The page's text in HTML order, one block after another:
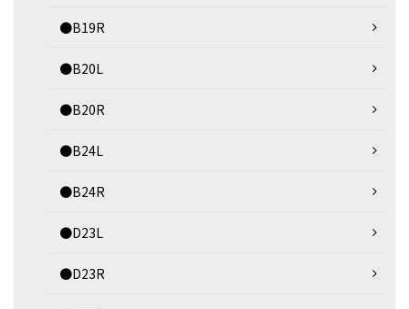
●B19R
●B20L
●B20R
●B24L
●B24R
●D23L
●D23R